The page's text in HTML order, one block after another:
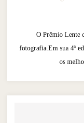
O Prêmio Lente
fotografia.Em sua 4ª
os